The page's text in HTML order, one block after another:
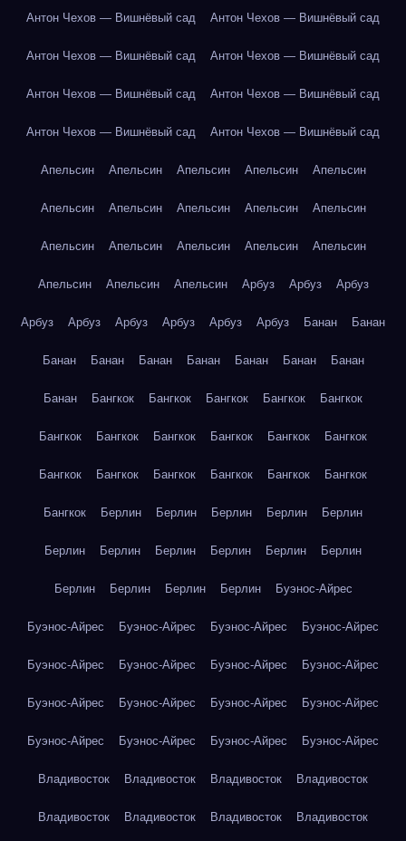
Антон Чехов — Вишнёвый сад Антон Чехов — Вишнёвый сад
Антон Чехов — Вишнёвый сад Антон Чехов — Вишнёвый сад
Антон Чехов — Вишнёвый сад Антон Чехов — Вишнёвый сад
Антон Чехов — Вишнёвый сад Антон Чехов — Вишнёвый сад
Апельсин Апельсин Апельсин Апельсин Апельсин
Апельсин Апельсин Апельсин Апельсин Апельсин
Апельсин Апельсин Апельсин Апельсин Апельсин
Апельсин Апельсин Апельсин Арбуз Арбуз Арбуз
Арбуз Арбуз Арбуз Арбуз Арбуз Арбуз Банан Банан
Банан Банан Банан Банан Банан Банан Банан
Банан Бангкок Бангкок Бангкок Бангкок Бангкок
Бангкок Бангкок Бангкок Бангкок Бангкок Бангкок
Бангкок Бангкок Бангкок Бангкок Бангкок Бангкок
Бангкок Берлин Берлин Берлин Берлин Берлин
Берлин Берлин Берлин Берлин Берлин Берлин
Берлин Берлин Берлин Берлин Буэнос-Айрес
Буэнос-Айрес Буэнос-Айрес Буэнос-Айрес Буэнос-Айрес
Буэнос-Айрес Буэнос-Айрес Буэнос-Айрес Буэнос-Айрес
Буэнос-Айрес Буэнос-Айрес Буэнос-Айрес Буэнос-Айрес
Буэнос-Айрес Буэнос-Айрес Буэнос-Айрес Буэнос-Айрес
Владивосток Владивосток Владивосток Владивосток
Владивосток Владивосток Владивосток Владивосток